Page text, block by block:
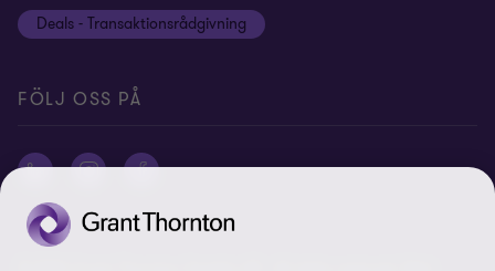
Grant Thornton International Ltd
Deals - Transaktionsrådgivning
FÖLJ OSS PÅ